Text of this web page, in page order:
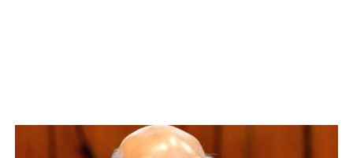
CASE DIARY